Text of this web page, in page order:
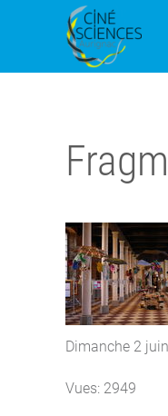
Dimanche 2
Vues: 2949